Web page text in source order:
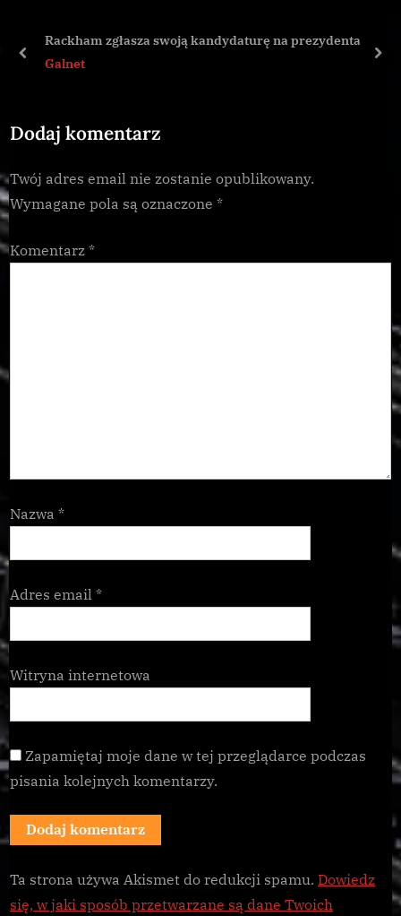
s
s
:
Rackham zgłasza swoją kandydaturę na prezydenta
Galnet
prev
Dodaj komentarz
Twój adres email nie zostanie opublikowany.
Wymagane pola są oznaczone *
Komentarz *
Nazwa *
Adres email *
Witryna internetowa
Zapamiętaj moje dane w tej przeglądarce podczas
pisania kolejnych komentarzy.
Ta strona używa Akismet do redukcji spamu. Dowiedz
się, w jaki sposób przetwarzane są dane Twoich